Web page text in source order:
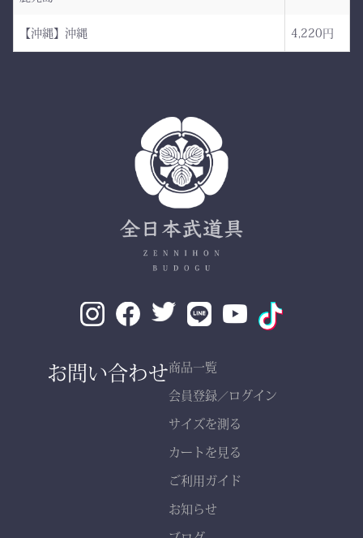
✔ 程よい厚みと丈夫さ —
日々の稽古・大会でも安心
✔ 自然な綿素材で軽やか
✔ 伝統色・定番色の豊富
素材： 武州金橋 8800 木
140年以上の歴史をもつ日
本最古クラスの木綿生地。
【沖縄】沖縄 4,220円
商品一覧
会員登録／ログイン
サイズを測る
カートを見る
ご利用ガイド
お知らせ
お問い合わせ